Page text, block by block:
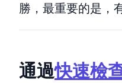
勝，最重要的是，
通過快速檢